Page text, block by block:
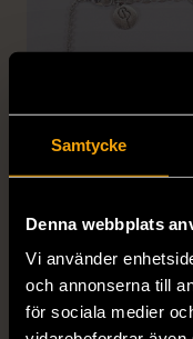
Samtycke
Denna webbplats
Vi använder
och annonserna till
för sociala medier
Edblad - Glow -
Mycket gott skick
129 kr